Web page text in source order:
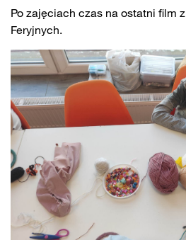
Po zajęciach czas na ostatni film
Feryjnych.